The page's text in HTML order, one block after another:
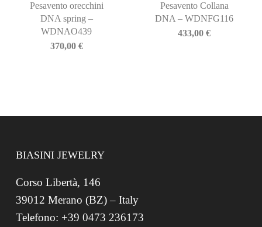
Pesavento orecchini
DNA spring –
WDNAO439
370,00 €
Pesavento Collana
DNA – WDNFG116
433,00€
BIASINI JEWELRY
Corso Libertà, 146
39012 Merano (BZ) – Italy
Telefono: +39 0473 236173